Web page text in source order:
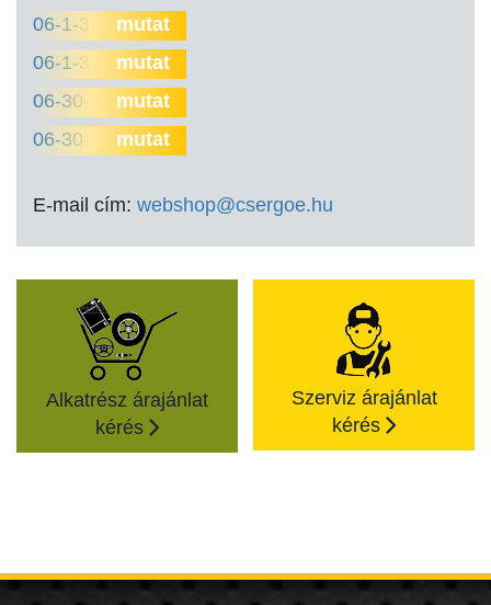
06-1-330-0000
mutat
06-1-330-0010
mutat
06-30-302-5998
mutat
06-30-557-9712
mutat
E-mail cím: webshop@csergoe.hu
Alkatrész árajánlat
kérés
Szerviz árajánlat
kérés